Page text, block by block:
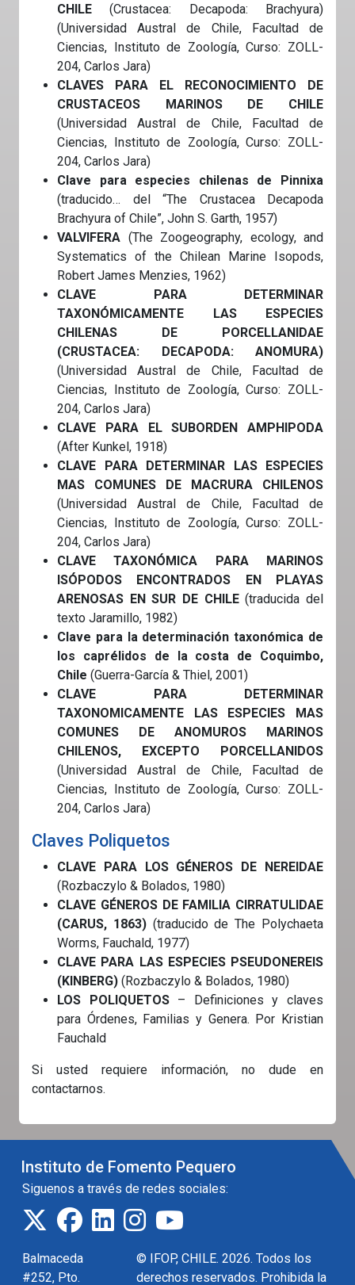
CHILE(Crustacea: Decapoda: Brachyura)
(Universidad Austral de Chile, Facultad de
Ciencias, Instituto de Zoología, Curso: ZOLL-
204, Carlos Jara)
CLAVES PARA EL RECONOCIMIENTO DE
CRUSTACEOS MARINOS DE CHILE
(Universidad Austral de Chile, Facultad de
Ciencias, Instituto de Zoología, Curso: ZOLL-
204, Carlos Jara)
Clave para especies chilenas de Pinnixa
(traducido… del “The Crustacea Decapoda
Brachyura of Chile”, John S. Garth, 1957)
VALVIFERA (The Zoogeography, ecology, and
Systematics of the Chilean Marine Isopods,
Robert James Menzies, 1962)
CLAVE PARA DETERMINAR
TAXONÓMICAMENTE LAS ESPECIES
CHILENAS DE PORCELLANIDAE
(CRUSTACEA: DECAPODA: ANOMURA)
(Universidad Austral de Chile, Facultad de
Ciencias, Instituto de Zoología, Curso: ZOLL-
204, Carlos Jara)
CLAVE PARA EL SUBORDEN AMPHIPODA
(After Kunkel, 1918)
CLAVE PARA DETERMINAR LAS ESPECIES
MAS COMUNES DE MACRURA CHILENOS
(Universidad Austral de Chile, Facultad de
Ciencias, Instituto de Zoología, Curso: ZOLL-
204, Carlos Jara)
CLAVE TAXONÓMICA PARA MARINOS
ISÓPODOS ENCONTRADOS EN PLAYAS
ARENOSAS EN SUR DE CHILE(traducida del
texto Jaramillo, 1982)
Clave para la determinación taxonómica de
los caprélidos de la costa de Coquimbo,
Chile (Guerra-García & Thiel, 2001)
CLAVE PARA DETERMINAR
TAXONOMICAMENTE LAS ESPECIES MAS
COMUNES DE ANOMUROS MARINOS
CHILENOS, EXCEPTO PORCELLANIDOS
(Universidad Austral de Chile, Facultad de
Ciencias, Instituto de Zoología, Curso: ZOLL-
204, Carlos Jara)
Claves Poliquetos
CLAVE PARA LOS GÉNEROS DE NEREIDAE
(Rozbaczylo & Bolados, 1980)
CLAVE GÉNEROS DE FAMILIA CIRRATULIDAE
(CARUS, 1863)(traducido de The Polychaeta
Worms, Fauchald, 1977)
CLAVE PARA LAS ESPECIES PSEUDONEREIS
(KINBERG) (Rozbaczylo & Bolados, 1980)
LOS POLIQUETOS – Definiciones y claves
para Órdenes, Familias y Genera. Por Kristian
Fauchald
Si usted requiere información, no dude en
contactarnos.
Instituto de Fomento Pequero
Siguenos a través de redes sociales:
Balmaceda
#252, Pto.
© IFOP, CHILE. 2026. Todos los
derechos reservados. Prohibida la